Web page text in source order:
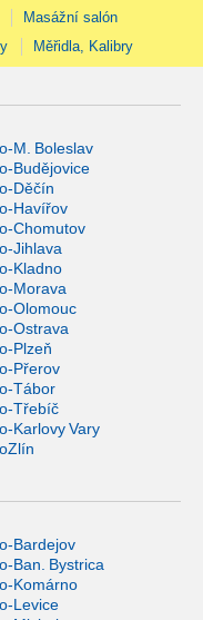
Masážní salón
Měřidla, Kalibry
M. Boleslav
Budějovice
Děčín
Havířov
Chomutov
Jihlava
Kladno
Morava
Olomouc
Ostrava
Plzeň
Přerov
Tábor
Třebíč
Karlovy Vary
Bardejov
Ban. Bystrica
Komárno
Levice